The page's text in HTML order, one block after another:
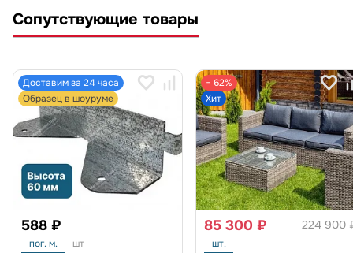
Сопутствующие товары
Доставим за 24 часа
Образец в шоуруме
588 ₽
пог. м. шт
− 62%
Хит
224 900
85 300 ₽
шт.